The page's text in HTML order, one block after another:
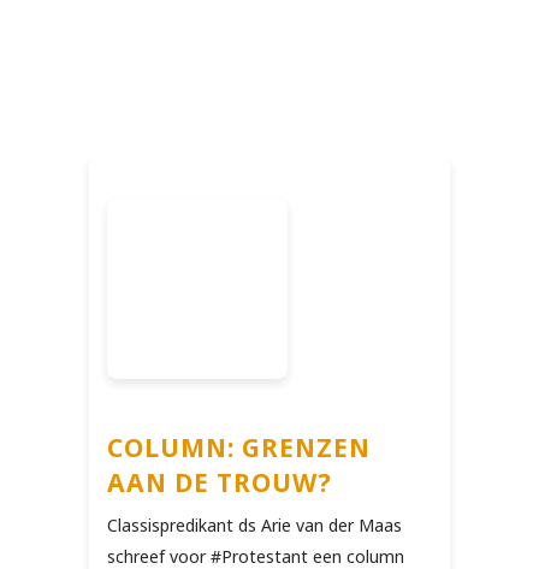
COLUMN: GRENZEN
AAN DE TROUW?
Classispredikant ds Arie van der Maas
schreef voor #Protestant een column